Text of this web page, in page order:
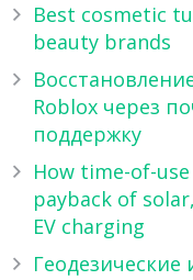
Best cosmetic
beauty brands
Roblox через
поддержку
How time-of-
payback of
EV charging
Геодезические